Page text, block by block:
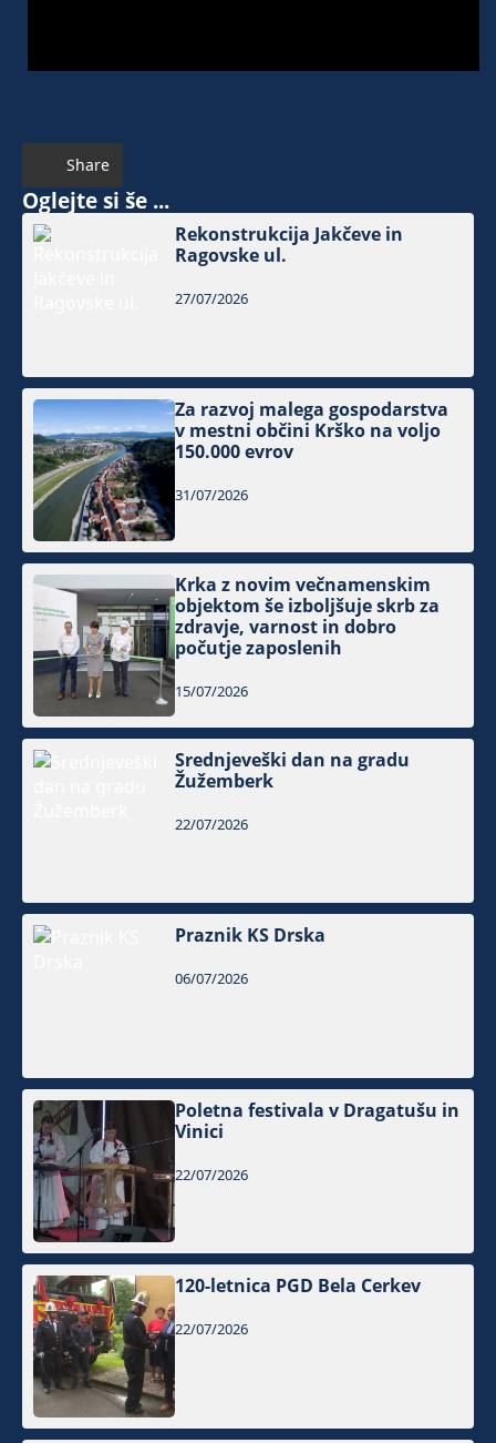
Share
Oglejte si še ...
Rekonstrukcija Jakčeve in
Ragovske ul.
27/07/2026
Za razvoj malega gospodarstva
v mestni občini Krško na voljo
150.000 evrov
31/07/2026
Krka z novim večnamenskim
objektom še izboljšuje skrb za
zdravje, varnost in dobro
počutje zaposlenih
15/07/2026
Srednjeveški dan na gradu
Žužemberk
22/07/2026
Praznik KS Drska
06/07/2026
Poletna festivala v Dragatušu in
Vinici
22/07/2026
120-letnica PGD Bela Cerkev
22/07/2026